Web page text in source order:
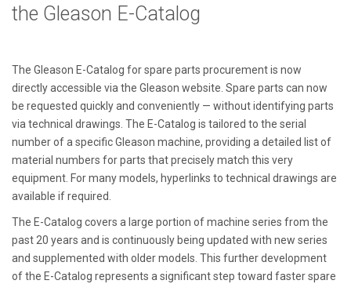
the Gleason E-Catalog
The Gleason E-Catalog for spare parts procurement is now
directly accessible via the Gleason website. Spare parts can now
be requested quickly and conveniently — without identifying parts
via technical drawings. The E-Catalog is tailored to the serial
number of a specific Gleason machine, providing a detailed list of
material numbers for parts that precisely match this very
equipment. For many models, hyperlinks to technical drawings are
available if required.
The E-Catalog covers a large portion of machine series from the
past 20 years and is continuously being updated with new series
and supplemented with older models. This further development
of the E-Catalog represents a significant step toward faster spare